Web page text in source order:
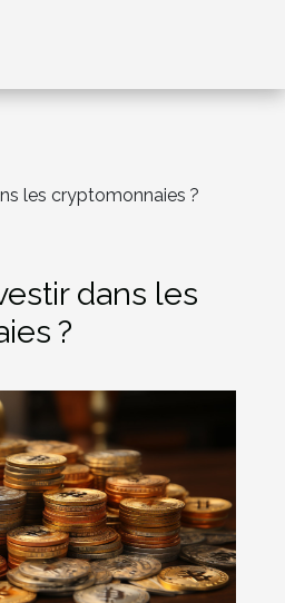
les cryptomonnaies ?
dans les
?